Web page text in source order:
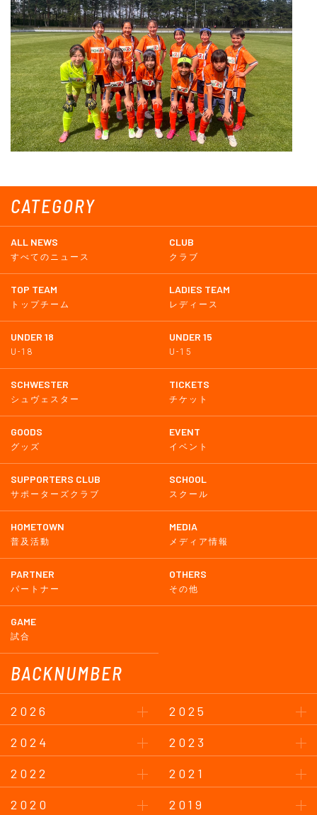
CATEGORY
ALL NEWS
すべてのニュース
CLUB
クラブ
TOP TEAM
トップチーム
LADIES TEAM
レディース
UNDER 18
U-18
UNDER 15
U-15
SCHWESTER
シュヴェスター
TICKETS
チケット
GOODS
グッズ
EVENT
イベント
SUPPORTERS CLUB
サポーターズクラブ
SCHOOL
スクール
HOMETOWN
普及活動
MEDIA
メディア情報
PARTNER
パートナー
OTHERS
その他
GAME
試合
BACKNUMBER
2026
2025
2024
2023
2022
2021
2020
2019